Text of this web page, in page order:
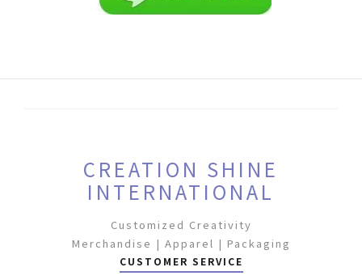
CREATION SHINE
INTERNATIONAL
Customized Creativity
Merchandise | Apparel | Packaging
CUSTOMER SERVICE